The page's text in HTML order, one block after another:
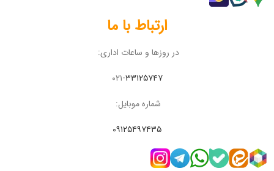
ارتباط با ما
در روزها و ساعات اداری:
۰۲۱-۳۳۱۲۵۷۴۷
شماره موبایل:
۰۹۱۲۵۴۹۷۴۳۵